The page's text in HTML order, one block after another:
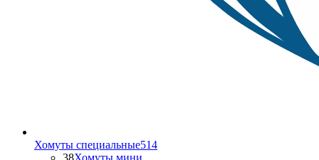
Хомуты специальные514